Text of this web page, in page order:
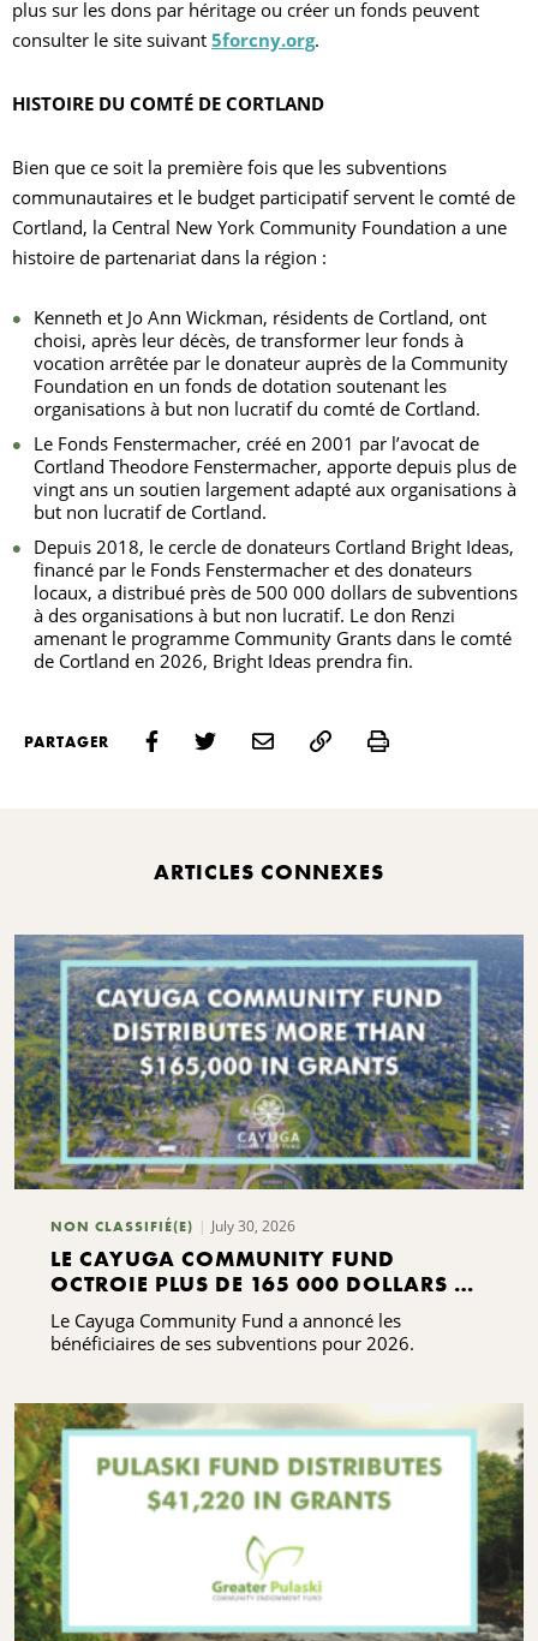
plus sur les dons par héritage ou créer un fonds peuvent
consulter le site suivant 5forcny.org.
HISTOIRE DU COMTÉ DE CORTLAND
Bien que ce soit la première fois que les subventions
communautaires et le budget participatif servent le comté de
Cortland, la Central New York Community Foundation a une
histoire de partenariat dans la région :
Kenneth et Jo Ann Wickman, résidents de Cortland, ont
choisi, après leur décès, de transformer leur fonds à
vocation arrêtée par le donateur auprès de la Community
Foundation en un fonds de dotation soutenant les
organisations à but non lucratif du comté de Cortland.
Le Fonds Fenstermacher, créé en 2001 par l’avocat de
Cortland Theodore Fenstermacher, apporte depuis plus de
vingt ans un soutien largement adapté aux organisations à
but non lucratif de Cortland.
Depuis 2018, le cercle de donateurs Cortland Bright Ideas,
financé par le Fonds Fenstermacher et des donateurs
locaux, a distribué près de 500 000 dollars de subventions
à des organisations à but non lucratif. Le don Renzi
amenant le programme Community Grants dans le comté
de Cortland en 2026, Bright Ideas prendra fin.
PARTAGER Print
ARTICLES CONNEXES
NON CLASSIFIÉ(E) July 30, 2026
LE CAYUGA COMMUNITY FUND
OCTROIE PLUS DE 165 000 DOLLARS DE
SUBVENTIONS
Le Cayuga Community Fund a annoncé les
bénéficiaires de ses subventions pour 2026.